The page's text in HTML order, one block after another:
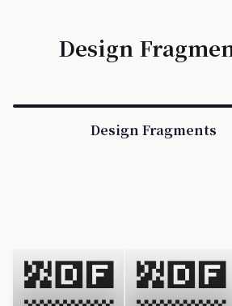
Design
Design Fragments